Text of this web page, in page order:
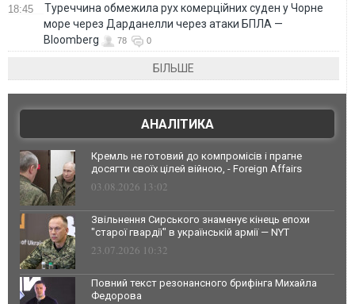
18:45
Туреччина обмежила рух комерційних суден у Чорне
море через Дарданелли через атаки БПЛА —
Bloomberg
78 0
БІЛЬШЕ
АНАЛІТИКА
Кремль не готовий до компромісів і прагне
досягти своїх цілей війною, - Foreign Affairs
03.08.2026 13:02
Звільнення Сирського знаменує кінець епохи
"старої гвардії" в українській армії — NYT
23.07.2026 10:32
Повний текст резонансного брифінга Михайла
Федорова